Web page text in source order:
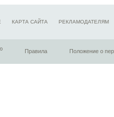
КАРТА САЙТА РЕКЛАМОДАТЕЛЯМ
Правила Положение о